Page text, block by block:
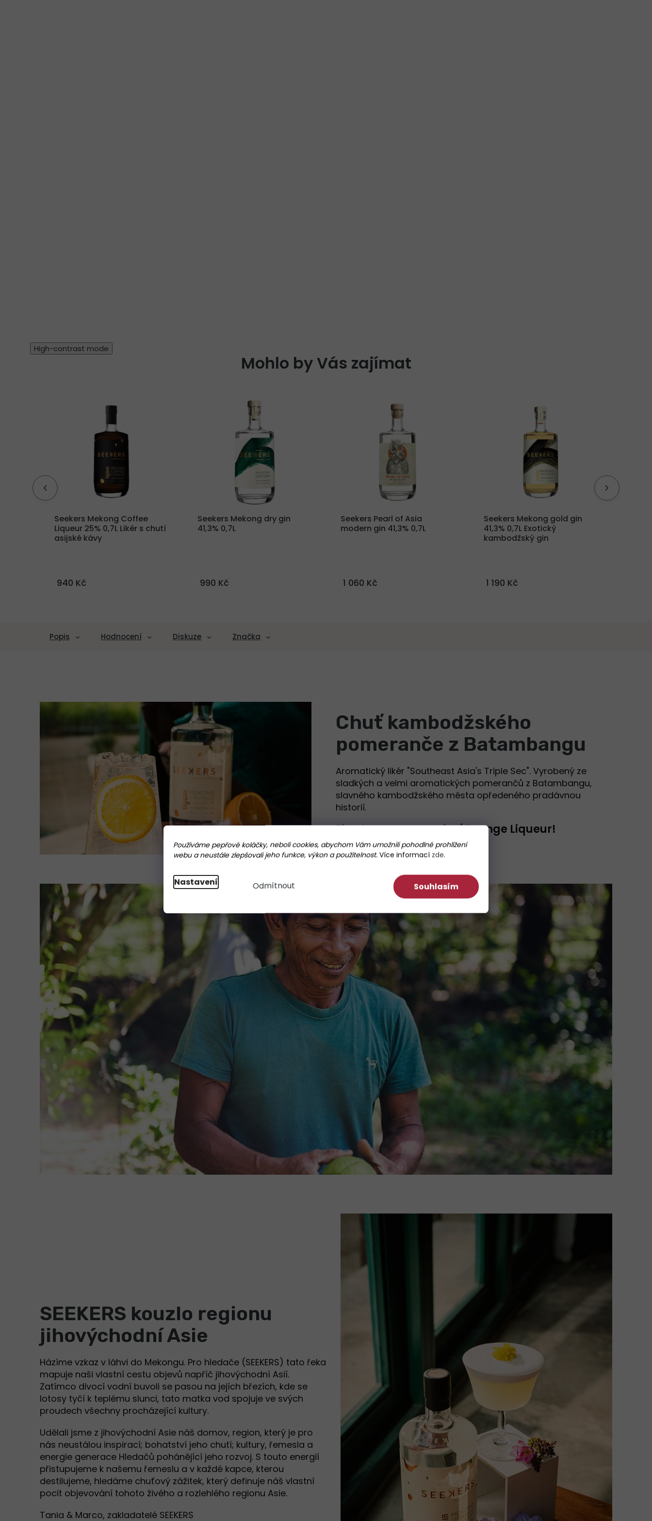
Používáme pepřové koláčky, neboli cookies, abychom Vám umožnili pohodlné prohlížení
webu a neustále zlepšovali jeho funkce, výkon a použitelnost. Více informací zde.
Nastavení Odmítnout Souhlasím
High-contrast mode
Mohlo by Vás zajímat
Seekers Mekong Coffee
Liqueur 25% 0,7L Likér s chutí
asijské kávy
940 Kč
Seekers Mekong dry gin
41,3% 0,7L
990 Kč
Seekers Pearl of Asia
modern gin 41,3% 0,7L
1 060 Kč
Seekers Mekong gold gin
41,3% 0,7L Exotický
kambodžský gin
1 190 Kč
Popis Hodnocení Diskuze Značka
Chuť kambodžského
pomeranče z Batambangu
Aromatický likér "Southeast Asia's Triple Sec". Vyrobený ze
sladkých a velmi aromatických pomerančů z Batambangu,
slavného kambodžského města opředeného pradávnou
historií.
Zkuste omamnou chuť Orange Liqueur!
SEEKERS kouzlo regionu
jihovýchodní Asie
Házíme vzkaz v láhvi do Mekongu. Pro hledače (SEEKERS) tato řeka
mapuje naši vlastní cestu objevů napříč jihovýchodní Asií.
Zatímco divocí vodní buvoli se pasou na jejích březích, kde se
lotosy tyčí k teplému slunci, tato matka vod spojuje ve svých
proudech všechny procházející kultury.
Udělali jsme z jihovýchodní Asie náš domov, region, který je pro
nás neustálou inspirací; bohatství jeho chutí; kultury, řemesla a
energie generace Hledačů pohánějící jeho rozvoj. S touto energií
přistupujeme k našemu řemeslu a v každé kapce, kterou
destilujeme, hledáme chuťový zážitek, který definuje náš vlastní
pocit objevování tohoto živého a rozlehlého regionu Asie.
Tania & Marco, zakladatelé SEEKERS